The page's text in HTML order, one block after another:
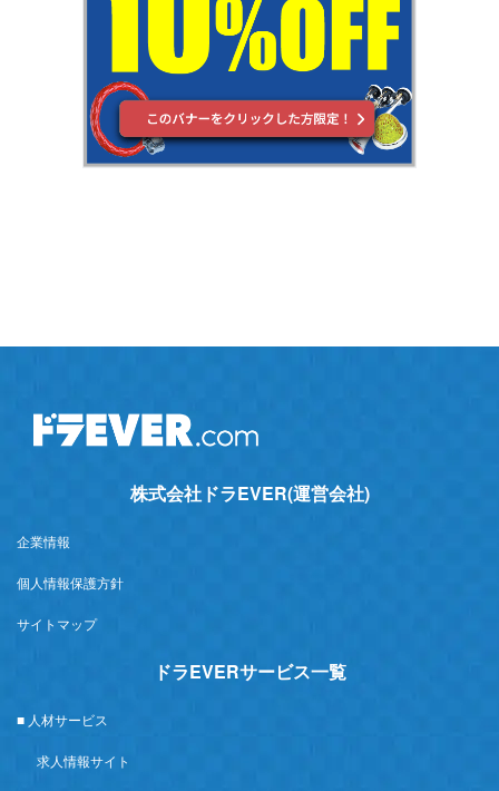
株式会社ドラEVER(運営会社)
企業情報
個人情報保護方針
サイトマップ
ドラEVERサービス一覧
■ 人材サービス
求人情報サイト